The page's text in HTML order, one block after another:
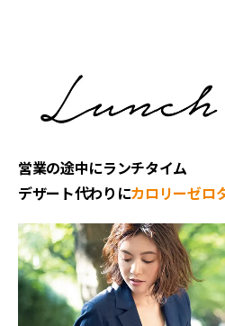
営業の途中にランチタイム
デザート代わりにカロリーゼロ